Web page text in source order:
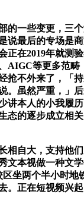
一些变更，三个
说最后的专场是
正在2019年就测
AIGC等更多范畴
抢不外来了，「
。虽然严重，」
讲本人的小我履
态的逐步成立相
自大，支持他们
文本视做一种文
区坐两个半小时地
。正在短视频兴